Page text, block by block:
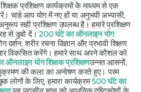
प्रशिक्षण कार्यक्रमों के माध्यम से एक
चाहे आप योग में नए हों या अनुभवी अभ्यासी,
सही प्रशिक्षण उपलब्ध है। हमारे प्रशिक्षण
से डुबो दें।200 घंटे का ऑनलाइन योग
दर्शन, शरीर रचना विज्ञान और प्रभावी शिक्षण
विकसित करेंगे। हमारे साथ अपने कौशल को
योग शिक्षक प्रशिक्षणउन्नत आसनों,
की कला का अन्वेषण करते हुए। परम
लोगों के लिए, हमारा कार्यक्रम500 घंटे का